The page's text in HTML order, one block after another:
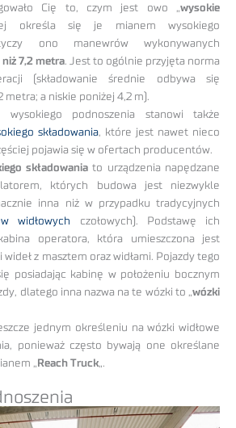
Cię to, czym jest owo „wysokie
określa się je mianem wysokiego
ono manewrów wykonywanych
7,2 metra. Jest to ogólnie przyjęta norma
(składowanie średnie odbywa się
metra; a niskie poniżej 4,2 m).
podnoszenia stanowi także
składowania, które jest nawet nieco
pojawia się w ofertach producentów.
składowania to urządzenia napędzane
których budowa jest niezwykle
inna niż w przypadku tradycyjnych
widłowych
czołowych). Podstawę ich
operatora, która umieszczona jest
z masztem oraz widłami. Pojazdy tego
posiadając kabinę w położeniu bocznym
dlatego inna nazwa na te wózki to „wózki
jednym określeniu na wózki widłowe
ponieważ często bywają one określane
„ Reach Truck„.